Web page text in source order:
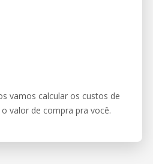
vamos calcular os custos de
valor de compra pra você.